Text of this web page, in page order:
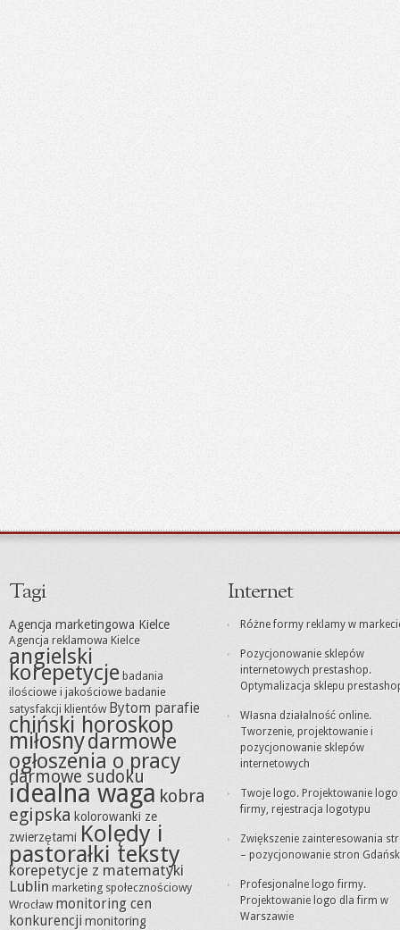
Tagi
Agencja marketingowa Kielce
Agencja reklamowa Kielce
angielski
korepetycje badania
ilościowe i jakościowe badanie
satysfakcji klientów Bytom parafie
chiński horoskop
miłosnydarmowe
ogłoszenia o pracy
darmowe sudoku
idealna waga kobra
egipska kolorowanki ze
zwierzętami Kolędy i
pastorałki teksty
korepetycje z matematyki
Lublin marketing społecznościowy
Wrocław monitoring cen
konkurencjimonitoring
Internet
Różne formy reklamy w
Pozycjonowanie sklepów
internetowych prestashop.
Optymalizacja sklepu
Własna działalność online.
Tworzenie, projektowanie i
pozycjonowanie sklepów
internetowych
Twoje logo. Projektowanie logo
firmy, rejestracja logotypu
Zwiększenie zainteresowania
– pozycjonowanie stron Gdańsk
Profesjonalne logo firmy.
Projektowanie logo dla firm w
Warszawie